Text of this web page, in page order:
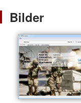
Bilder